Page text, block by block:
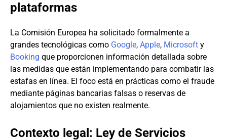
plataformas
La Comisión Europea ha solicitado formalmente a
grandes tecnológicas como Google, Apple, Microsoft y
Booking que proporcionen información detallada sobre
las medidas que están implementando para combatir las
estafas en línea. El foco está en prácticas como el fraude
mediante páginas bancarias falsas o reservas de
alojamientos que no existen realmente.
Contexto legal: Ley de Servicios